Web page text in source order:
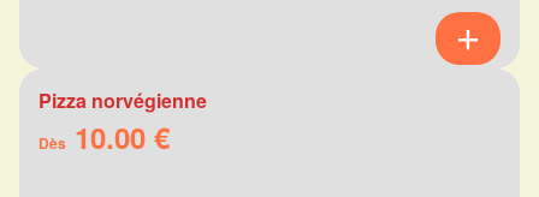
Pizza norvégienne
Dès 10.00 €